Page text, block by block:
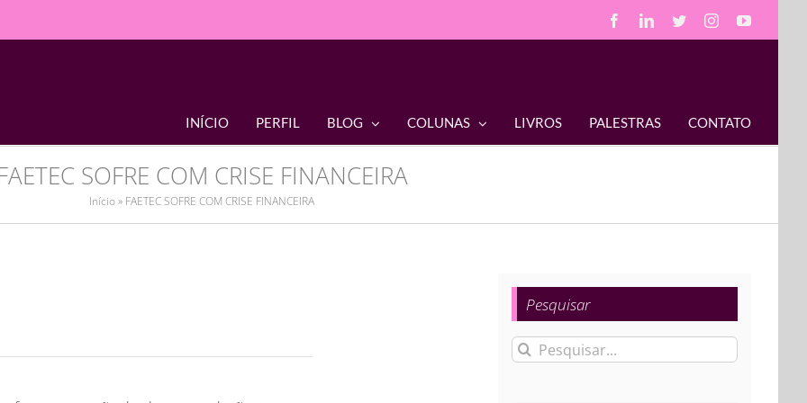
FacebookLinkedIn
TwitterInstagramYouTube
INÍCIO PERFIL BLOG COLUNAS LIVROS PALESTRAS CONTATO
SOFRE COM CRISE FINANCEIRA
Início» FAETEC SOFRE COM CRISE FINANCEIRA
Pesquisar
Buscar